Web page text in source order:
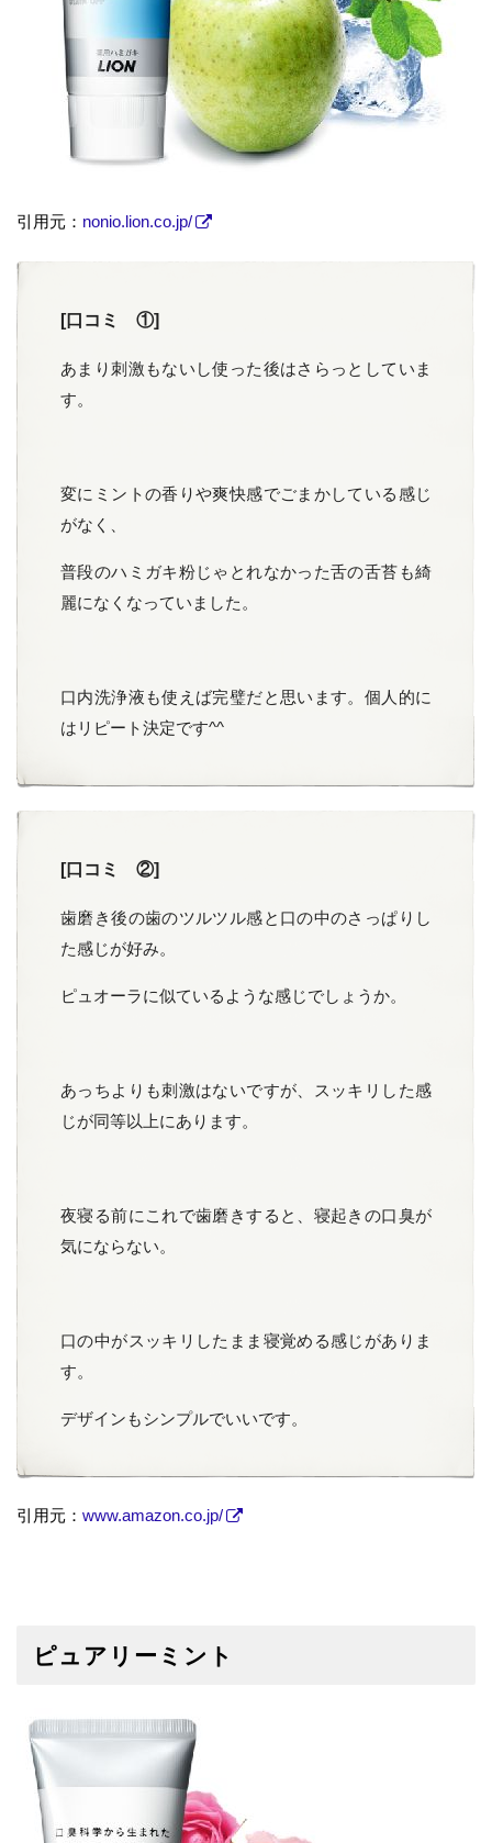
引用元： nonio.lion.co.jp/
[口コミ ①]
あまり刺激もないし使った後はさらっとしていま
す。
変にミントの香りや爽快感でごまかしている感じ
がなく、
普段のハミガキ粉じゃとれなかった舌の舌苔も綺
麗になくなっていました。
口内洗浄液も使えば完璧だと思います。個人的に
はリピート決定です^^
[口コミ ②]
歯磨き後の歯のツルツル感と口の中のさっぱりし
た感じが好み。
ピュオーラに似ているような感じでしょうか。
あっちよりも刺激はないですが、スッキリした感
じが同等以上にあります。
夜寝る前にこれで歯磨きすると、寝起きの口臭が
気にならない。
口の中がスッキリしたまま寝覚める感じがありま
す。
デザインもシンプルでいいです。
引用元： www.amazon.co.jp/
ピュアリーミント